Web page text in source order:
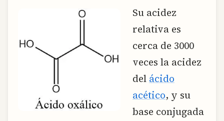
Su acidez
relativa es
cerca de 3000
veces la acidez
del ácido
acético, y su
base conjugada